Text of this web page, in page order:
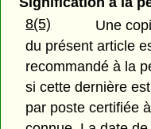
8(5)
Une
du présent article
recommandé à la
si cette dernière
par poste certifiée